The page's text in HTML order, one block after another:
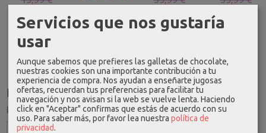
Idioma
17,99 €
Servicios que nos gustaría
usar
Aunque sabemos que prefieres las galletas de chocolate,
nuestras cookies son una importante contribución a tu
experiencia de compra. Nos ayudan a enseñarte jugosas
ofertas, recuerdan tus preferencias para facilitar tu
navegación y nos avisan si la web se vuelve lenta. Haciendo
click en "Aceptar" confirmas que estás de acuerdo con su
uso. Para saber más, por favor lea nuestra política de
privacidad.